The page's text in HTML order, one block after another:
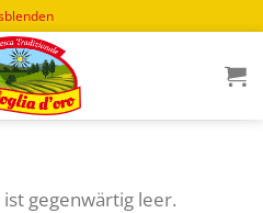
gegenwärtig leer.